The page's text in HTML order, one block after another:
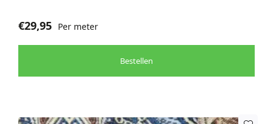
€29,95 Per meter
Bestellen